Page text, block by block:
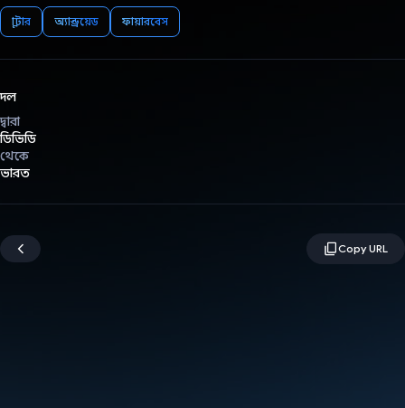
ফ্লাটার অ্যান্ড্রয়েড ফায়ারবেস
দল
দ্বারা
ডিভিডি
থেকে
ভারত